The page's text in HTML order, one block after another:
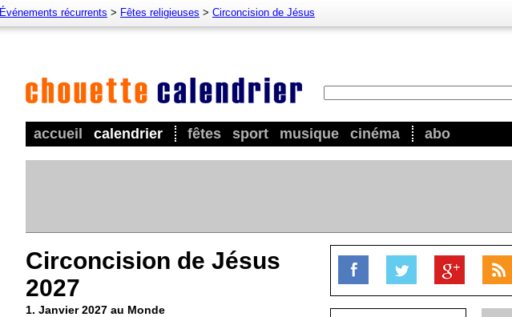
accueil calendrier fêtes sport musique cinéma abo
Événements récurrents > Fêtes religieuses > Circoncision de Jésus
Circoncision de Jésus
2027
1. Janvier 2027 au Monde